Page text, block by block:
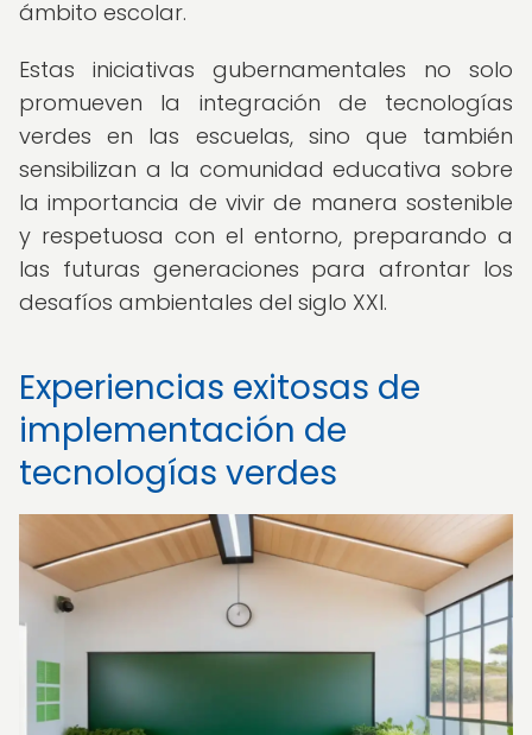
ámbito escolar.
Estas iniciativas gubernamentales no solo
promueven la integración de tecnologías
verdes en las escuelas, sino que también
sensibilizan a la comunidad educativa sobre
la importancia de vivir de manera sostenible
y respetuosa con el entorno, preparando a
las futuras generaciones para afrontar los
desafíos ambientales del siglo XXI.
Experiencias exitosas de
implementación de
tecnologías verdes